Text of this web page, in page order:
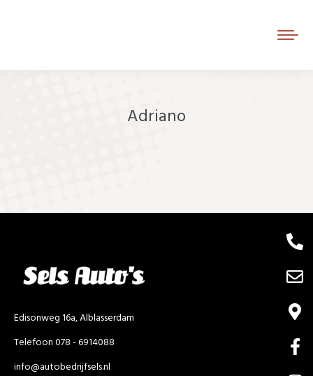
Adriano
Edisonweg 16a, Alblasserdam
Telefoon 078 - 6914088
info@autobedrijfsels.nl